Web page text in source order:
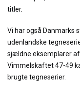
titler.
Vi har også Danmarks
udenlandske
sjældne eksemplarer af
Vimmelskaftet 47-49
brugte tegneserier.